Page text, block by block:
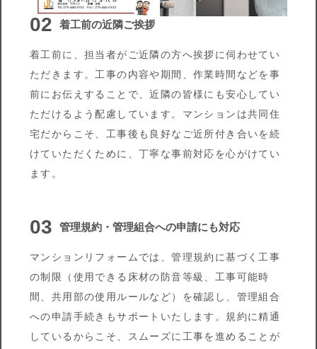
02 着工前の近隣ご挨拶
着工前に、担当者がご近隣の方へ挨拶に伺わせてい
ただきます。工事の内容や期間、作業時間などを事
前にお伝えすることで、近隣の皆様にも安心してい
ただけるよう配慮しています。マンションは共同住
宅だからこそ、工事後も良好なご近所付き合いを続
けていただくために、丁寧な事前対応を心がけてい
ます。
03 管理規約・管理組合への申請にも対応
マンションリフォームでは、管理規約に基づく工事
の制限（使用できる床材の防音等級、工事可能時
間、共用部の使用ルールなど）を確認し、管理組合
への申請手続きもサポートいたします。規約に精通
しているからこそ、スムーズに工事を進めることが